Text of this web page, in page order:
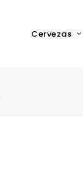
Cervezas